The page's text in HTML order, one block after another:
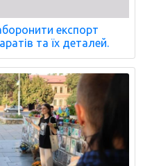
експорт
та їх деталей.